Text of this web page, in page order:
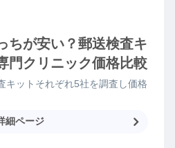
ちが安い？郵送検査キ
門クリニック価格比較
キットそれぞれ5社を調査し価格
細ページ